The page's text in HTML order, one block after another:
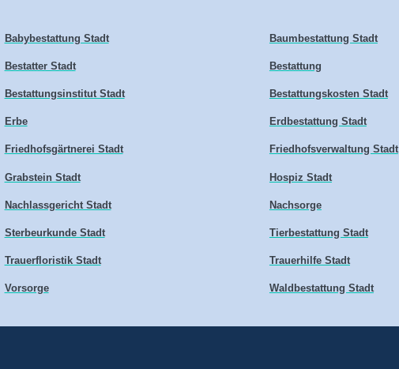
Babybestattung Stadt Baumbestattung Stadt
Bestatter Stadt Bestattung
Bestattungsinstitut Stadt Bestattungskosten Stadt
Erbe Erdbestattung Stadt
Friedhofsgärtnerei Stadt Friedhofsverwaltung Stadt
Grabstein Stadt Hospiz Stadt
Nachlassgericht Stadt Nachsorge
Sterbeurkunde Stadt Tierbestattung Stadt
Trauerfloristik Stadt Trauerhilfe Stadt
Vorsorge Waldbestattung Stadt